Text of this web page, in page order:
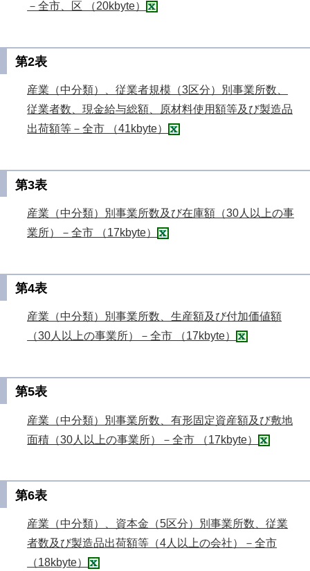
－全市、区 （20kbyte）
第2表
産業（中分類）、従業者規模（3区分）別事業所数、
従業者数、現金給与総額、原材料使用額等及び製造品
出荷額等－全市 （41kbyte）
第3表
産業（中分類）別事業所数及び在庫額（30人以上の事
業所）－全市 （17kbyte）
第4表
産業（中分類）別事業所数、生産額及び付加価値額
（30人以上の事業所）－全市 （17kbyte）
第5表
産業（中分類）別事業所数、有形固定資産額及び敷地
面積（30人以上の事業所）－全市 （17kbyte）
第6表
産業（中分類）、資本金（5区分）別事業所数、従業
者数及び製造品出荷額等（4人以上の会社）－全市
（18kbyte）